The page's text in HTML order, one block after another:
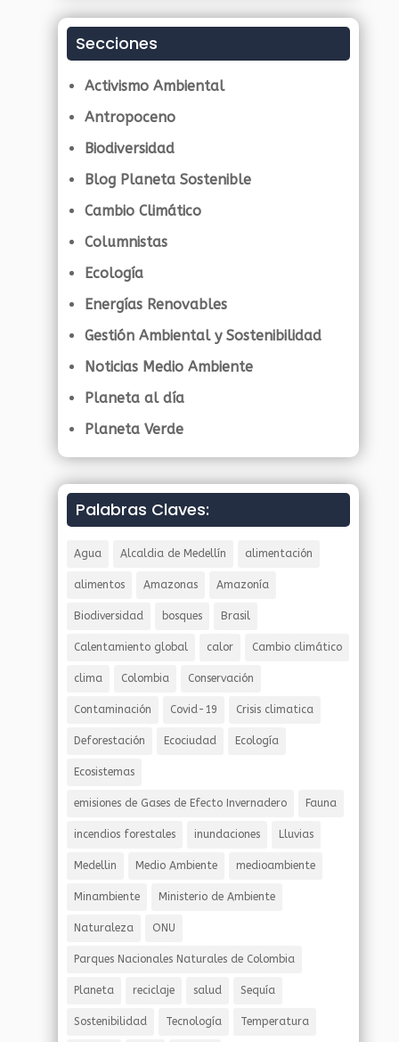
Secciones
Activismo Ambiental
Antropoceno
Biodiversidad
Blog Planeta Sostenible
Cambio Climático
Columnistas
Ecología
Energías Renovables
Gestión Ambiental y Sostenibilidad
Noticias Medio Ambiente
Planeta al día
Planeta Verde
Palabras Claves:
Agua Alcaldia de Medellín alimentación
alimentos Amazonas Amazonía
Biodiversidad bosques Brasil
Calentamiento global calor Cambio climático
clima Colombia Conservación
Contaminación Covid-19 Crisis climatica
Deforestación Ecociudad Ecología
Ecosistemas
emisiones de Gases de Efecto Invernadero Fauna
incendios forestales inundaciones Lluvias
Medellin Medio Ambiente medioambiente
Minambiente Ministerio de Ambiente
Naturaleza ONU
Parques Nacionales Naturales de Colombia
Planeta reciclaje salud Sequía
Sostenibilidad Tecnología Temperatura